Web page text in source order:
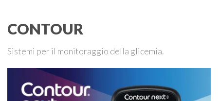
CONTOUR
Sistemi per il monitoraggio della glicemia.